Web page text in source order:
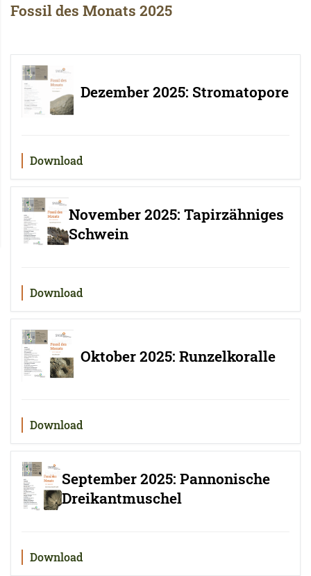
Fossil des Monats 2025
Dezember 2025: Stromatopore
Download
November 2025: Tapirzähniges
Schwein
Download
Oktober 2025: Runzelkoralle
Download
September 2025: Pannonische
Dreikantmuschel
Download